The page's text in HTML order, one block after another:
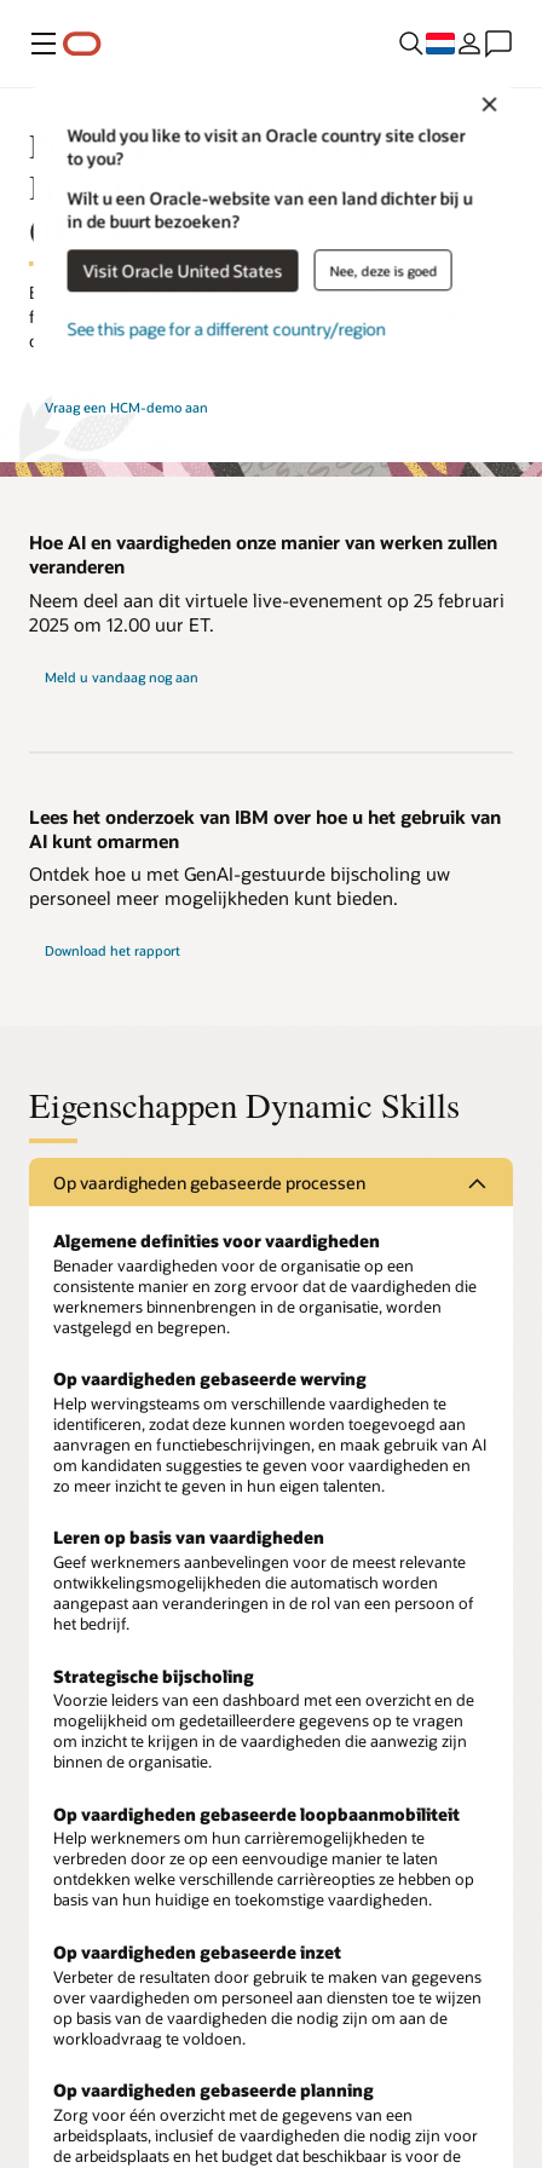
Menu
Would you like to visit an Oracle country site closer
to you?
Wilt u een Oracle-website van een land dichter bij u
in de buurt bezoeken?
Visit Oracle United States Nee, deze is goed
See this page for a different country/region
Productrondleidingen Oracle
Human Capital Management
(HCM)
Bekijk deze productrondleidingen en ontdek de belangrijkste
functies en voordelen van Oracle Cloud HCM, een complete
oplossing voor al uw HR-behoeften.
Vraag een HCM-demo aan
Hoe AI en vaardigheden onze manier van werken zullen
veranderen
Neem deel aan dit virtuele live-evenement op 25 februari
2025 om 12.00 uur ET.
Meld u vandaag nog aan
Lees het onderzoek van IBM over hoe u het gebruik van
AI kunt omarmen
Ontdek hoe u met GenAI-gestuurde bijscholing uw
personeel meer mogelijkheden kunt bieden.
Download het rapport
Eigenschappen Dynamic Skills
Op vaardigheden gebaseerde processen
Algemene definities voor vaardigheden
Benader vaardigheden voor de organisatie op een
consistente manier en zorg ervoor dat de vaardigheden die
werknemers binnenbrengen in de organisatie, worden
vastgelegd en begrepen.
Op vaardigheden gebaseerde werving
Help wervingsteams om verschillende vaardigheden te
identificeren, zodat deze kunnen worden toegevoegd aan
aanvragen en functiebeschrijvingen, en maak gebruik van AI
om kandidaten suggesties te geven voor vaardigheden en
zo meer inzicht te geven in hun eigen talenten.
Leren op basis van vaardigheden
Geef werknemers aanbevelingen voor de meest relevante
ontwikkelingsmogelijkheden die automatisch worden
aangepast aan veranderingen in de rol van een persoon of
het bedrijf.
Strategische bijscholing
Voorzie leiders van een dashboard met een overzicht en de
mogelijkheid om gedetailleerdere gegevens op te vragen
om inzicht te krijgen in de vaardigheden die aanwezig zijn
binnen de organisatie.
Op vaardigheden gebaseerde loopbaanmobiliteit
Help werknemers om hun carrièremogelijkheden te
verbreden door ze op een eenvoudige manier te laten
ontdekken welke verschillende carrièreopties ze hebben op
basis van hun huidige en toekomstige vaardigheden.
Op vaardigheden gebaseerde inzet
Verbeter de resultaten door gebruik te maken van gegevens
over vaardigheden om personeel aan diensten toe te wijzen
op basis van de vaardigheden die nodig zijn om aan de
workloadvraag te voldoen.
Op vaardigheden gebaseerde planning
Zorg voor één overzicht met de gegevens van een
arbeidsplaats, inclusief de vaardigheden die nodig zijn voor
de arbeidsplaats en het budget dat beschikbaar is voor de